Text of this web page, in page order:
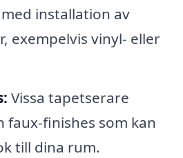
installation av
exempelvis vinyl- eller
Vissa tapetserare
faux-finishes som kan
till dina rum.